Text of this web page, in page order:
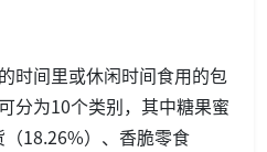
时间里或休闲时间食用的包
分为10个类别，其中糖果蜜
18.26%）、香脆零食